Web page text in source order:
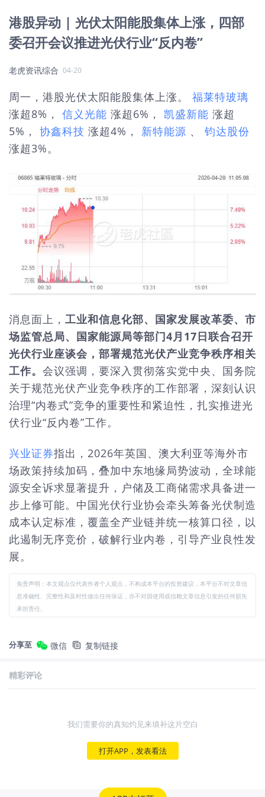
港股异动 | 光伏太阳能股集体上涨，四部
委召开会议推进光伏行业“反内卷”
老虎资讯综合 04-20
周一，港股光伏太阳能股集体上涨。 福莱特玻璃
涨超8%， 信义光能 涨超6%， 凯盛新能 涨超
5%， 协鑫科技 涨超4%， 新特能源 、 钧达股份
涨超3%。
消息面上， 工业和信息化部、国家发展改革委、市
场监管总局、国家能源局等部门4月17日联合召开
光伏行业座谈会，部署规范光伏产业竞争秩序相关
工作。 会议强调，要深入贯彻落实党中央、国务院
关于规范光伏产业竞争秩序的工作部署，深刻认识
治理“内卷式”竞争的重要性和紧迫性，扎实推进光
伏行业“反内卷”工作。
兴业证券指出，2026年英国、澳大利亚等海外市
场政策持续加码，叠加中东地缘局势波动，全球能
源安全诉求显著提升，户储及工商储需求具备进一
步上修可能。中国光伏行业协会牵头筹备光伏制造
成本认定标准，覆盖全产业链并统一核算口径，以
此遏制无序竞价，破解行业内卷，引导产业良性发
展。
免责声明：本文观点仅代表作者个人观点，不构成本平台的投资建议，本平台不对文章信
息准确性、完整性和及时性做出任何保证，亦不对因使用或信赖文章信息引发的任何损失
承担责任。
分享至 微信 复制链接
精彩评论
我们需要你的真知灼见来填补这片空白
打开APP，发表看法